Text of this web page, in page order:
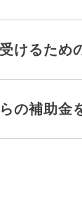
けるため
の補助金